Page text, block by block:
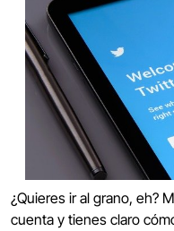
¿Quieres ir al grano, eh?
cuenta y tienes claro